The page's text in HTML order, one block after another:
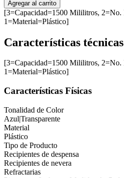
Agregar al carrito
[3=Capacidad=1500 Mililitros, 2=No.
1=Material=Plástico]
Características técnicas
[3=Capacidad=1500 Mililitros, 2=No.
1=Material=Plástico]
Características Físicas
Tonalidad de Color
Azul|Transparente
Material
Plástico
Tipo de Producto
Recipientes de despensa
Recipientes de nevera
Refractarias